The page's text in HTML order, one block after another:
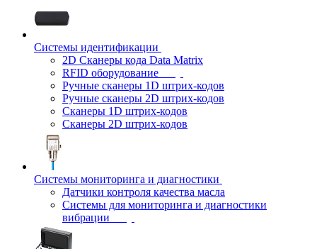
Системы идентификации
2D Сканеры кода Data Matrix
RFID оборудование
Ручные сканеры 1D штрих-кодов
Ручные сканеры 2D штрих-кодов
Сканеры 1D штрих-кодов
Сканеры 2D штрих-кодов
Системы мониторинга и диагностики
Датчики контроля качества масла
Системы для мониторинга и диагностики
вибрации